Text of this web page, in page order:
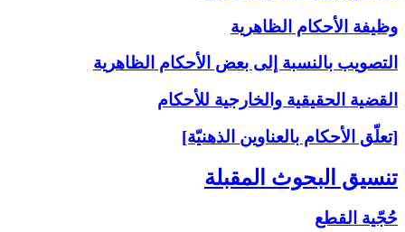
وظيفة الأحكام الظاهرية
التصويب بالنسبة إلى‏ بعض الأحكام الظاهرية
القضية الحقيقية والخارجية للأحكام
[تعلّق الأحكام بالعناوين الذهنيّة]
تنسيق البحوث المقبلة
حُجّية القطع